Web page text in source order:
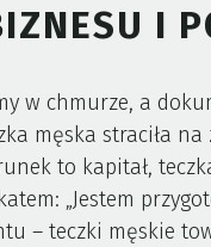
I
w chmurze, a
męska straciła
to kapitał,
„Jestem
– teczki męskie